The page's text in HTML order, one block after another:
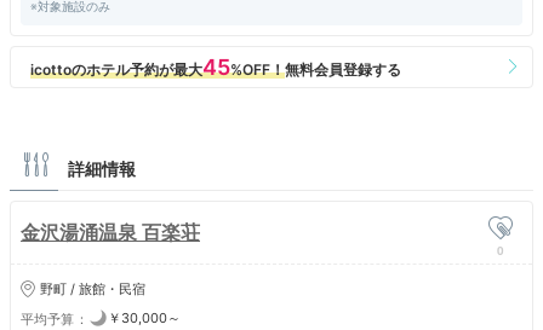
※対象施設のみ
詳細情報
金沢湯涌温泉 百楽荘
0
野町 / 旅館・民宿
平均予算
￥30,000～